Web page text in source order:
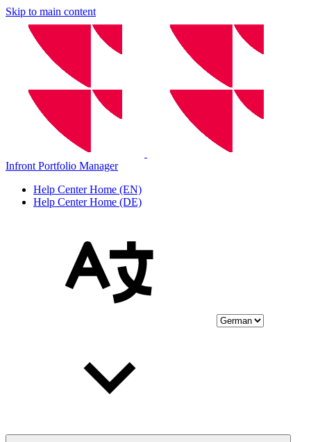
Skip to main content
Infront Portfolio Manager
Help Center Home (EN)
Help Center Home (DE)